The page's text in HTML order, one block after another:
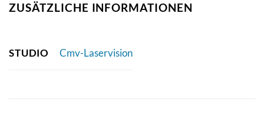
ZUSÄTZLICHE INFORMATIONEN
STUDIO Cmv-Laservision